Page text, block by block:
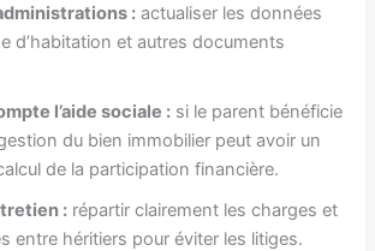
: actualiser les données
d’habitation et autres documents
l’aide sociale : si le parent bénéficie
du bien immobilier peut avoir un
de la participation financière.
: répartir clairement les charges et
entre héritiers pour éviter les litiges.